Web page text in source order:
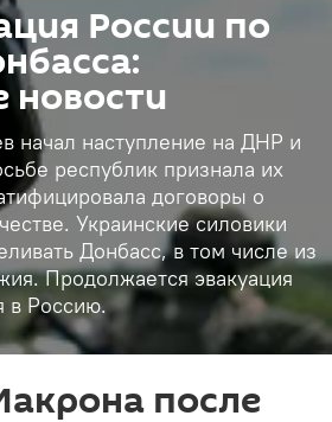
России по
новости
начал наступление на ДНР и
республик признала их
договоры о
Украинские силовики
Донбасс, в том числе из
Продолжается эвакуация
в Россию.
после